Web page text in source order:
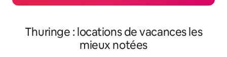
Thuringe : locations de vacances les
mieux notées